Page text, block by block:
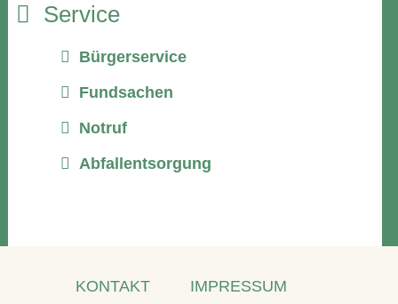
Service
Bürgerservice
Fundsachen
Notruf
Abfallentsorgung
KONTAKT IMPRESSUM